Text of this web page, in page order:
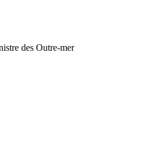
des Outre-mer